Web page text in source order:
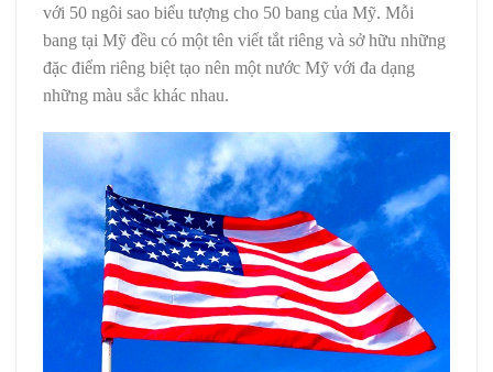
với 50 ngôi sao biểu tượng cho 50 bang của Mỹ. Mỗi
bang tại Mỹ đều có một tên viết tắt riêng và sở hữu những
đặc điểm riêng biệt tạo nên một nước Mỹ với đa dạng
những màu sắc khác nhau.